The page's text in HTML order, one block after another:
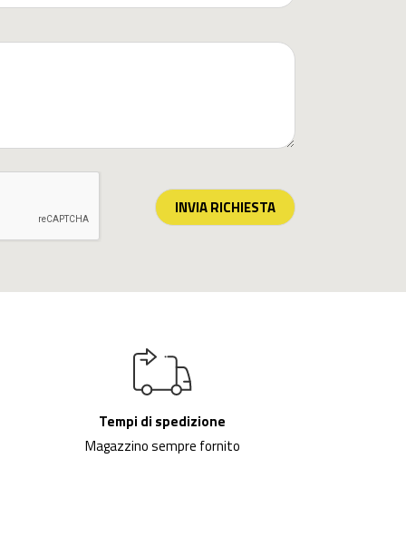
INVIA RICHIESTA
Tempi di spedizione
Magazzino sempre fornito